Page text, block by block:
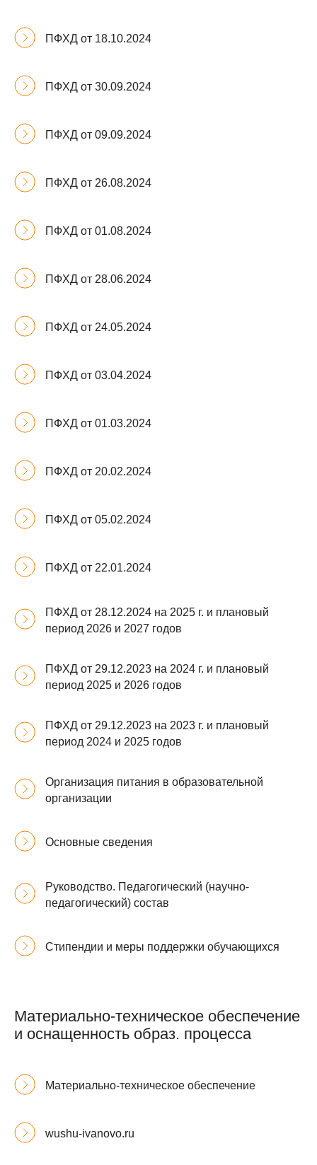
ПФХД от 18.10.2024
ПФХД от 30.09.2024
ПФХД от 09.09.2024
ПФХД от 26.08.2024
ПФХД от 01.08.2024
ПФХД от 28.06.2024
ПФХД от 24.05.2024
ПФХД от 03.04.2024
ПФХД от 01.03.2024
ПФХД от 20.02.2024
ПФХД от 05.02.2024
ПФХД от 22.01.2024
ПФХД от 28.12.2024 на 2025 г. и плановый
период 2026 и 2027 годов
ПФХД от 29.12.2023 на 2024 г. и плановый
период 2025 и 2026 годов
ПФХД от 29.12.2023 на 2023 г. и плановый
период 2024 и 2025 годов
Организация питания в образовательной
организации
Основные сведения
Руководство. Педагогический (научно-
педагогический) состав
Стипендии и меры поддержки обучающихся
Материально-техническое обеспечение
и оснащенность образ. процесса
Материально-техническое обеспечение
wushu-ivanovo.ru